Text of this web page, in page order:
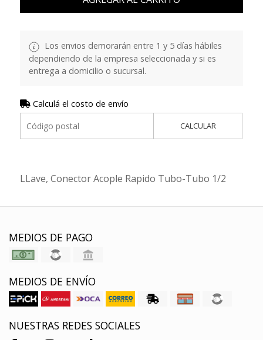
Los envios demorarán entre 1 y 5 días hábiles
dependiendo de la empresa seleccionada y si es
entrega a domicilio o sucursal.
Calculá el costo de envío
CALCULAR
LLave, Conector Acople Rapido Tubo-Tubo 1/2
MEDIOS DE PAGO
MEDIOS DE ENVÍO
NUESTRAS REDES SOCIALES